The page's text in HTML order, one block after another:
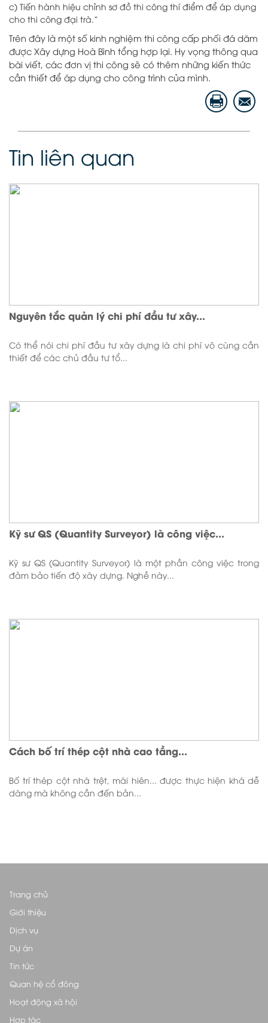
c) Tiến hành hiệu chỉnh sơ đồ thi công thí điểm để áp dụng
cho thi công đại trà.”
Trên đây là một số kinh nghiệm thi công cấp phối đá dăm
được Xây dựng Hoà Bình tổng hợp lại. Hy vọng thông qua
bài viết, các đơn vị thi công sẽ có thêm những kiến thức
cần thiết để áp dụng cho công trình của mình.
Tin liên quan
Nguyên tắc quản lý chi phí đầu tư xây...
Có thể nói chi phí đầu tư xây dựng là chi phí vô cùng cần
thiết để các chủ đầu tư tổ...
Kỹ sư QS (Quantity Surveyor) là công việc...
Kỹ sư QS (Quantity Surveyor) là một phần công việc trong
đảm bảo tiến độ xây dựng. Nghề này...
Cách bố trí thép cột nhà cao tầng...
Bố trí thép cột nhà trệt, mái hiên... được thực hiện khá dễ
dàng mà không cần đến bản...
Trang chủ
Giới thiệu
Dịch vụ
Dự án
Tin tức
Quan hệ cổ đông
Hoạt động xã hội
Hợp tác